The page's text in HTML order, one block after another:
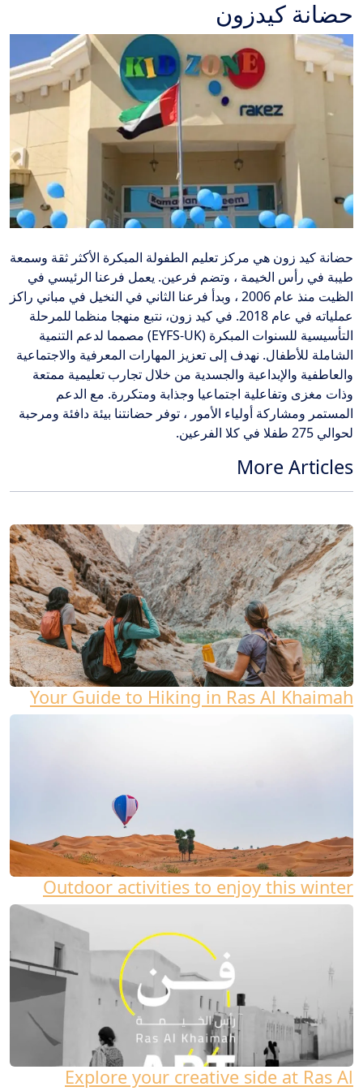
حضانة كيدزون
حضانة كيد زون هي مركز تعليم الطفولة المبكرة الأكثر ثقة وسمعة
طيبة في رأس الخيمة ، وتضم فرعين. يعمل فرعنا الرئيسي في
الظيت منذ عام 2006 ، وبدأ فرعنا الثاني في النخيل في مباني راكز
عملياته في عام 2018. في كيد زون، نتبع منهجا منظما للمرحلة
التأسيسية للسنوات المبكرة (EYFS-UK) مصمما لدعم التنمية
الشاملة للأطفال. نهدف إلى تعزيز المهارات المعرفية والاجتماعية
والعاطفية والإبداعية والجسدية من خلال تجارب تعليمية ممتعة
وذات مغزى وتفاعلية اجتماعيا وجذابة ومتكررة. مع الدعم
المستمر ومشاركة أولياء الأمور ، توفر حضانتنا بيئة دافئة ومرحبة
لحوالي 275 طفلا في كلا الفرعين.
More Articles
Your Guide to Hiking in Ras Al Khaimah
Outdoor activities to enjoy this winter
Explore your creative side at Ras Al